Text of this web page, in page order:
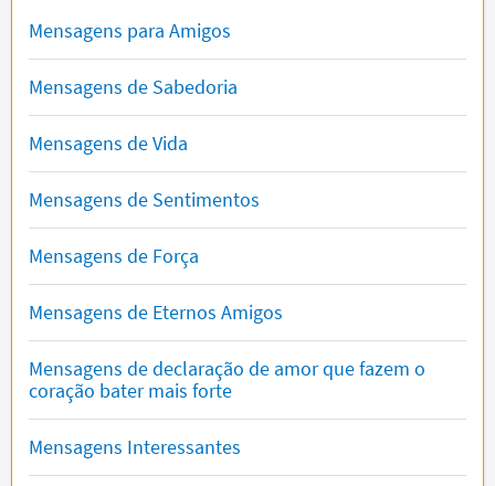
Mensagens para Amigos
Mensagens de Sabedoria
Mensagens de Vida
Mensagens de Sentimentos
Mensagens de Força
Mensagens de Eternos Amigos
Mensagens de declaração de amor que fazem o
coração bater mais forte
Mensagens Interessantes